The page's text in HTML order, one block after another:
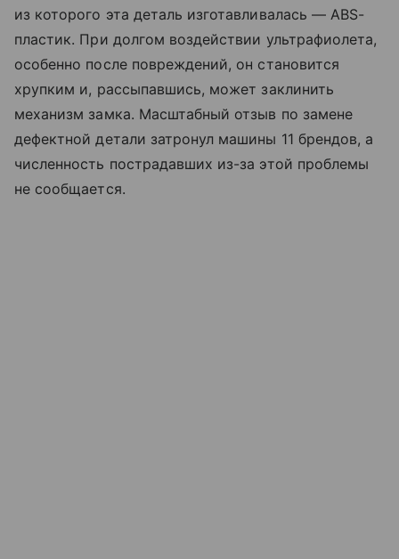
из которого эта деталь изготавливалась — ABS-
пластик. При долгом воздействии ультрафиолета,
особенно после повреждений, он становится
хрупким и, рассыпавшись, может заклинить
механизм замка. Масштабный отзыв по замене
дефектной детали затронул машины 11 брендов, а
численность пострадавших из-за этой проблемы
не сообщается.